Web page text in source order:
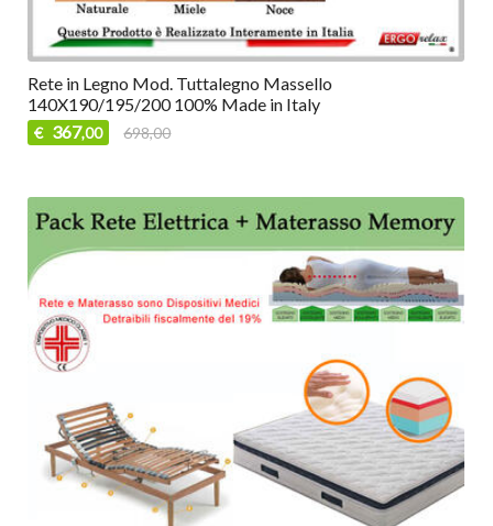
Rete in Legno Mod. Tuttalegno Massello
140X190/195/200 100% Made in Italy
€ 367,00 698,00